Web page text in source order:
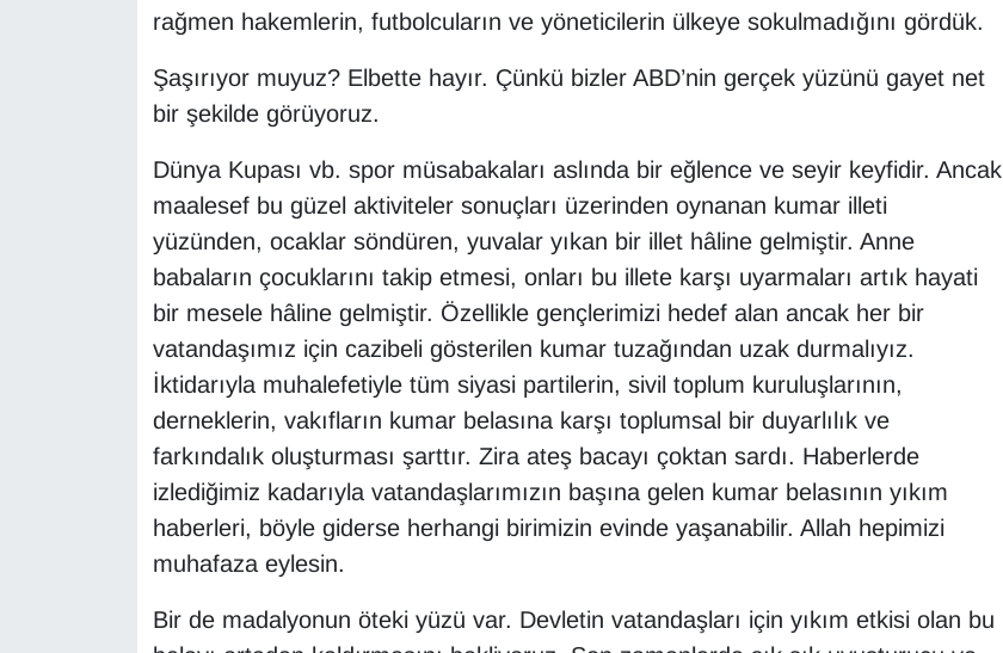
rağmen hakemlerin, futbolcuların ve yöneticilerin ülkeye sokulmadığını gördük.
Şaşırıyor muyuz? Elbette hayır. Çünkü bizler ABD’nin gerçek yüzünü gayet net
bir şekilde görüyoruz.
Dünya Kupası vb. spor müsabakaları aslında bir eğlence ve seyir keyfidir. Ancak
maalesef bu güzel aktiviteler sonuçları üzerinden oynanan kumar illeti
yüzünden, ocaklar söndüren, yuvalar yıkan bir illet hâline gelmiştir. Anne
babaların çocuklarını takip etmesi, onları bu illete karşı uyarmaları artık hayati
bir mesele hâline gelmiştir. Özellikle gençlerimizi hedef alan ancak her bir
vatandaşımız için cazibeli gösterilen kumar tuzağından uzak durmalıyız.
İktidarıyla muhalefetiyle tüm siyasi partilerin, sivil toplum kuruluşlarının,
derneklerin, vakıfların kumar belasına karşı toplumsal bir duyarlılık ve
farkındalık oluşturması şarttır. Zira ateş bacayı çoktan sardı. Haberlerde
izlediğimiz kadarıyla vatandaşlarımızın başına gelen kumar belasının yıkım
haberleri, böyle giderse herhangi birimizin evinde yaşanabilir. Allah hepimizi
muhafaza eylesin.
Bir de madalyonun öteki yüzü var. Devletin vatandaşları için yıkım etkisi olan bu